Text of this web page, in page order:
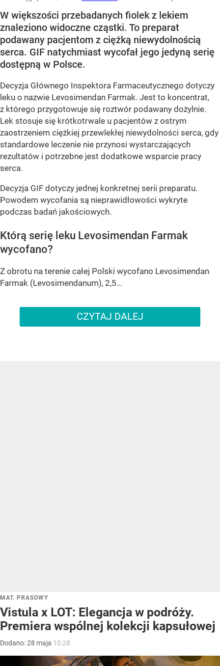
W większości przebadanych fiolek z lekiem
znaleziono widoczne cząstki. To preparat
podawany pacjentom z ciężką niewydolnością
serca. GIF natychmiast wycofał jego jedyną serię
dostępną w Polsce.
Decyzja Głównego Inspektora Farmaceutycznego dotyczy
leku o nazwie Levosimendan Farmak. Jest to koncentrat,
z którego przygotowuje się roztwór podawany dożylnie.
Lek stosuje się krótkotrwale u pacjentów z ostrym
zaostrzeniem ciężkiej przewlekłej niewydolności serca, gdy
standardowe leczenie nie przynosi wystarczających
rezultatów i potrzebne jest dodatkowe wsparcie pracy
serca.
Decyzja GIF dotyczy jednej konkretnej serii preparatu.
Powodem wycofania są nieprawidłowości wykryte
podczas badań jakościowych.
Którą serię leku Levosimendan Farmak
wycofano?
Z obrotu na terenie całej Polski wycofano Levosimendan
Farmak (Levosimendanum), 2,5...
CZYTAJ DALEJ
MAT. PRASOWY
Vistula x LOT: Elegancja w podróży.
Premiera wspólnej kolekcji kapsułowej
Dodano:28 maja 10:28